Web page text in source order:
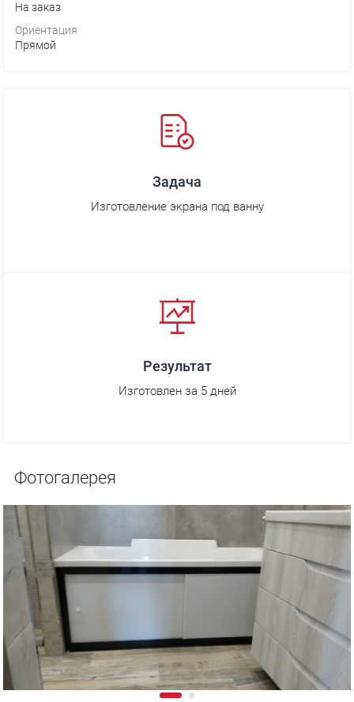
На заказ
Ориентация
Прямой
Задача
Изготовление экрана под ванну
Результат
Изготовлен за 5 дней
Фотогалерея